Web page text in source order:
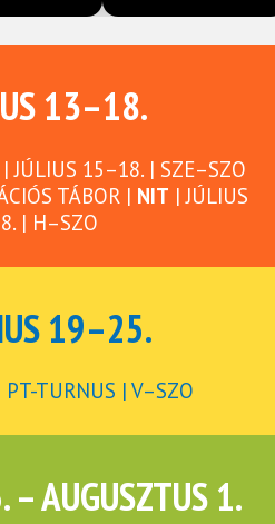
13–18.
| JÚLIUS 15–18. | SZE–SZO
TÁBOR | NIT | JÚLIUS
| H–SZO
19–25.
PT-TURNUS | V–SZO
AUGUSZTUS 1.